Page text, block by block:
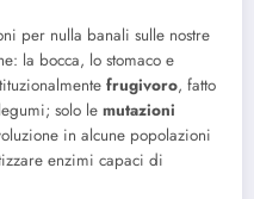
per nulla banali sulle nostre
la bocca, lo stomaco e
frugivoro, fatto
solo le mutazioni
in alcune popolazioni
enzimi capaci di